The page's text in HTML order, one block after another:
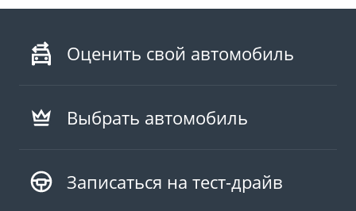
Оценить свой автомобиль
Выбрать автомобиль
Записаться на тест-драйв